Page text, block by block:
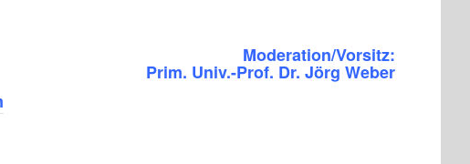
Moderation/Vorsitz:
Prim. Univ.-Prof. Dr. Jörg Weber